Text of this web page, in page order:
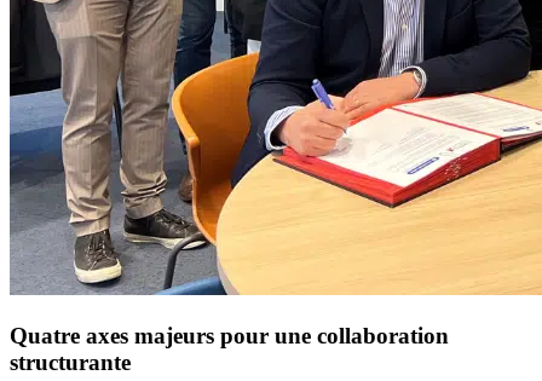
Quatre axes majeurs pour une collaboration
structurante